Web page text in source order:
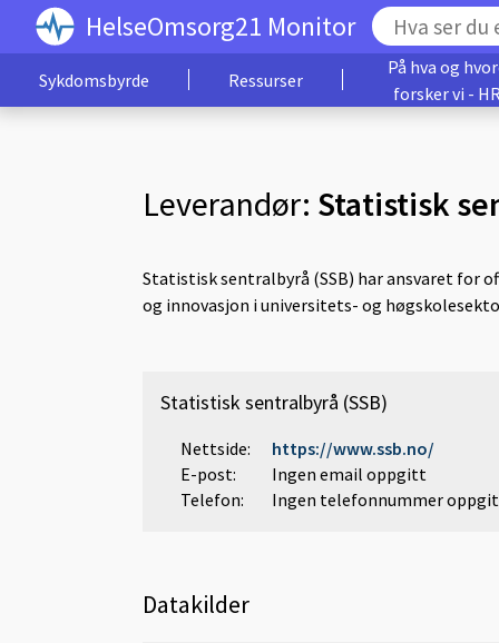
HelseOmsorg21 Monitor
Sykdomsbyrde Ressurser
På hva og
forsker vi -
Leverandør: Statistisk
Statistisk sentralbyrå (SSB) har ansvaret for
og innovasjon i universitets- og
Statistisk sentralbyrå (SSB)
Nettside:
https://www.ssb.no/
E-post:
Ingen email oppgitt
Telefon:
Ingen telefonnummer
Datakilder